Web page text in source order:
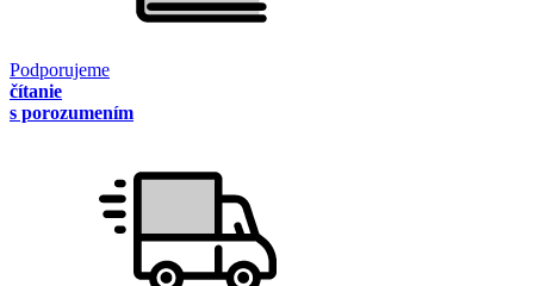
Podporujeme
čítanie
s porozumením